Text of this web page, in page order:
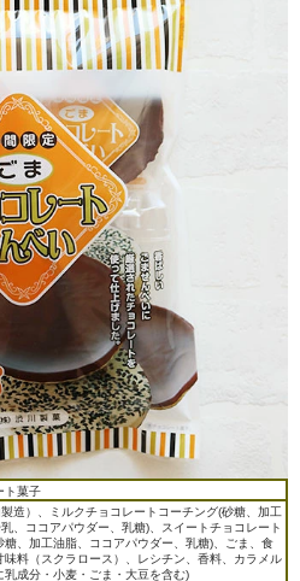
ト菓子
造）、ミルクチョコレートコーチング(砂糖、加工
、ココアパウダー、乳糖)、スイートチョコレート
糖、加工油脂、ココアパウダー、乳糖)、ごま、食
味料（スクラロース）、レシチン、香料、カラメル
乳成分・小麦・ごま・大豆を含む)